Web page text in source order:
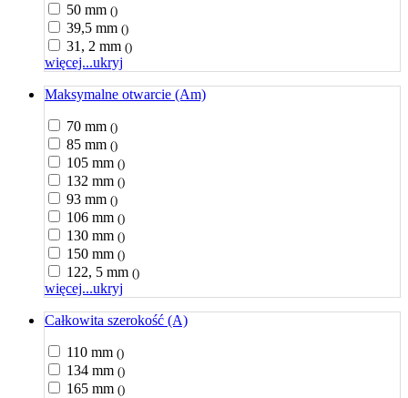
50 mm ()
39,5 mm ()
31, 2 mm ()
więcej...ukryj
Maksymalne otwarcie (Am)
70 mm ()
85 mm ()
105 mm ()
132 mm ()
93 mm ()
106 mm ()
130 mm ()
150 mm ()
122, 5 mm ()
więcej...ukryj
Całkowita szerokość (A)
110 mm ()
134 mm ()
165 mm ()